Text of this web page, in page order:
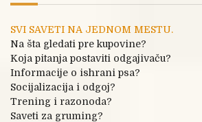
SVI SAVETI NA JEDNOM MESTU.
Na šta gledati pre kupovine?
Koja pitanja postaviti odgajivaču?
Informacije o ishrani psa?
Socijalizacija i odgoj?
Trening i razonoda?
Saveti za gruming?